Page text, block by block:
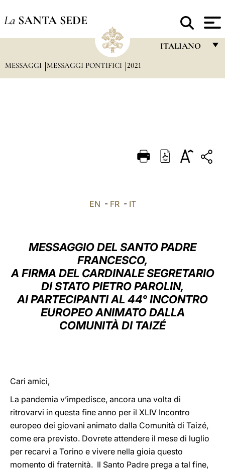
La SANTA SEDE
ITALIANO
DEUTSCH
LATINE
MESSAGGI MESSAGGI PONTIFICI 2021
EN - FR- IT
MESSAGGIO DEL SANTO PADRE
FRANCESCO,
A FIRMA DEL CARDINALE SEGRETARIO
DI STATO PIETRO PAROLIN,
AI PARTECIPANTI AL 44° INCONTRO
EUROPEO ANIMATO DALLA
COMUNITÀ DI TAIZÉ
Cari amici,
La pandemia v’impedisce, ancora una volta di
ritrovarvi in questa fine anno per il XLIV Incontro
europeo dei giovani animato dalla Comunità di Taizé,
come era previsto. Dovrete attendere il mese di luglio
per recarvi a Torino e vivere nella gioia questo
momento di fraternità. Il Santo Padre prega a tal fine,